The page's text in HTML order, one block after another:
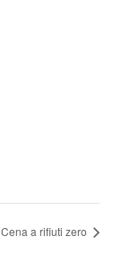
Cena a rifiuti zero